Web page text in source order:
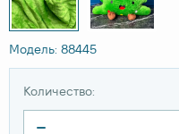
Модель: 88445
Количество: